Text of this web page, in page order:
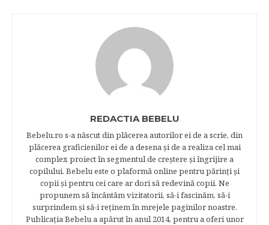
REDACTIA BEBELU
Bebelu.ro s-a născut din plăcerea autorilor ei de a scrie, din
plăcerea graficienilor ei de a desena şi de a realiza cel mai
complex proiect în segmentul de creştere şi îngrijire a
copilului. Bebelu este o plaformă online pentru părinţi şi
copii şi pentru cei care ar dori să redevină copii. Ne
propunem să încântăm vizitatorii, să-i fascinăm, să-i
surprindem şi să-i reţinem în mrejele paginilor noastre.​
Publicația Bebelu a apărut în anul 2014, pentru a oferi unor